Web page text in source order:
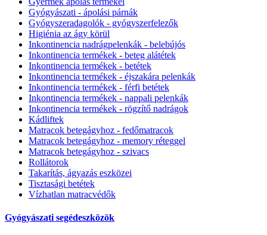
Gyógyászati - ápolási párnák
Gyógyszeradagolók - gyógyszerfelezők
Higiénia az ágy körül
Inkontinencia nadrágpelenkák - belebújós
Inkontinencia termékek - beteg alátétek
Inkontinencia termékek - betétek
Inkontinencia termékek - éjszakára pelenkák
Inkontinencia termékek - férfi betétek
Inkontinencia termékek - nappali pelenkák
Inkontinencia termékek - rögzítő nadrágok
Kádliftek
Matracok betegágyhoz - fedőmatracok
Matracok betegágyhoz - memory réteggel
Matracok betegágyhoz - szivacs
Rollátorok
Takarítás, ágyazás eszközei
Tisztasági betétek
Vízhatlan matracvédők
Gyógyászati segédeszközök